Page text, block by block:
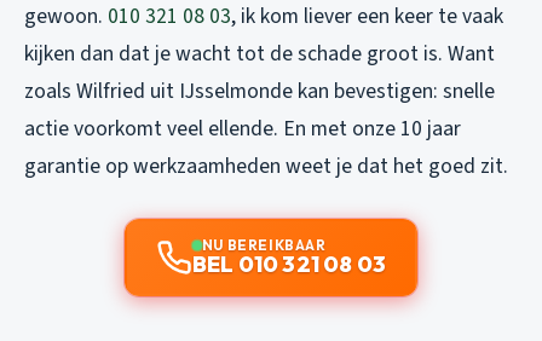
gewoon. 010 321 08 03, ik kom liever een keer te vaak
kijken dan dat je wacht tot de schade groot is. Want
zoals Wilfried uit IJsselmonde kan bevestigen: snelle
actie voorkomt veel ellende. En met onze 10 jaar
garantie op werkzaamheden weet je dat het goed zit.
NU BEREIKBAAR
BEL 010 321 08 03